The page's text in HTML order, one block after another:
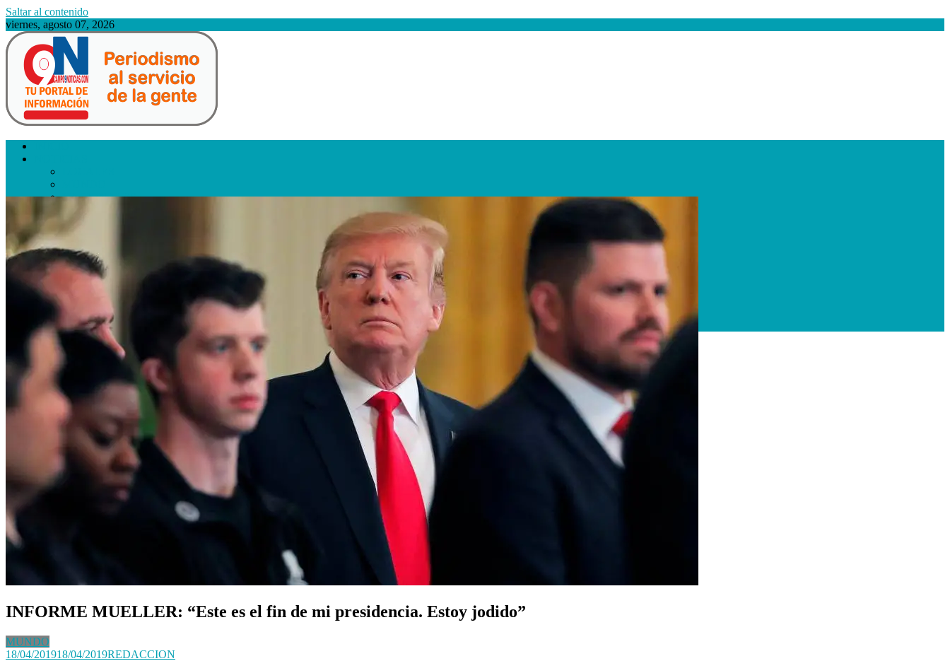
Saltar al contenido
viernes, agosto 07, 2026
CAMPO 9 NOTICIAS
Periodismo al servicio de la gente
NACIONALES
SALUD
POLITICA
ECONOMIA
CURIOSIDADES
COMENTARIOS
DEPORTES
botón de modo del sitio
Buscar:
INFORME MUELLER: “Este es el fin de mi presidencia. Estoy jodido”
MUNDO
18/04/201918/04/2019REDACCION